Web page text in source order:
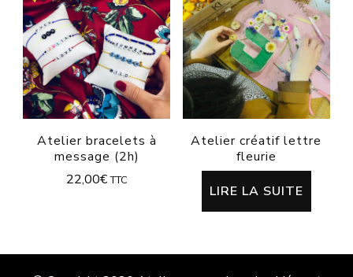
Atelier bracelets à
message (2h)
22,00€ TTC
Atelier créatif lettre
fleurie
LIRE LA SUITE